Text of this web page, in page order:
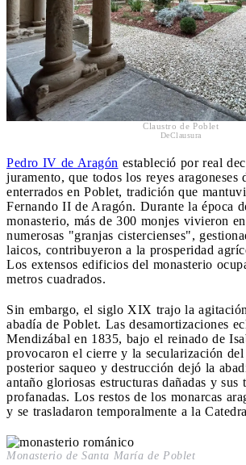
Claustro de Poblet
DeClausura
Pedro IV de Aragón estableció por real
juramento, que todos los reyes aragoneses
enterrados en Poblet, tradición que
Fernando II de Aragón. Durante la época
monasterio, más de 300 monjes vivieron
numerosas "granjas cistercienses",
laicos, contribuyeron a la prosperidad
Los extensos edificios del monasterio
metros cuadrados.
Sin embargo, el siglo XIX trajo la
abadía de Poblet. Las desamortizaciones
Mendizábal en 1835, bajo el reinado de
provocaron el cierre y la secularización
posterior saqueo y destrucción dejó la
antaño gloriosas estructuras dañadas y sus
profanadas. Los restos de los monarcas
y se trasladaron temporalmente a la
Monasterio de Santa María de Poblet